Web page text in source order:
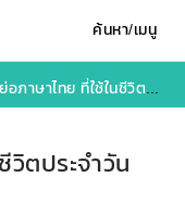
ค้นหา/เมนู
ษาไทย ที่ใช้ในชีวิตประจำวัน
วิตประจำวัน